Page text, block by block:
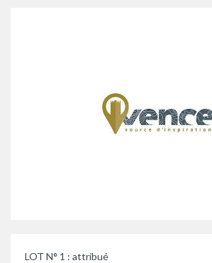
LOT N° 1 : attribué